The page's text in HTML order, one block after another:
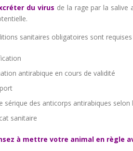
du virus de la rage par la salive
sanitaires obligatoires sont
antirabique en cours de validité
sérique des anticorps antirabiques selon
sanitaire
à mettre votre animal en règle